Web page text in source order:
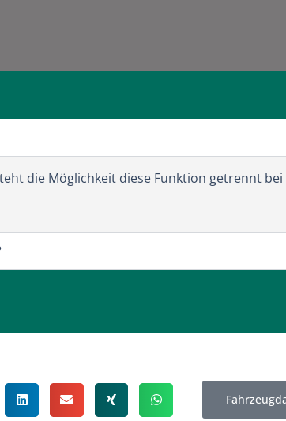
die Möglichkeit diese Funktion getrennt